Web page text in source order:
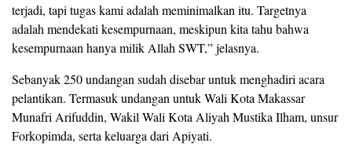
terjadi, tapi tugas kami adalah meminimalkan itu. Targetnya
adalah mendekati kesempurnaan, meskipun kita tahu bahwa
kesempurnaan hanya milik Allah SWT,” jelasnya.
Sebanyak 250 undangan sudah disebar untuk menghadiri acara
pelantikan. Termasuk undangan untuk Wali Kota Makassar
Munafri Arifuddin, Wakil Wali Kota Aliyah Mustika Ilham, unsur
Forkopimda, serta keluarga dari Apiyati.